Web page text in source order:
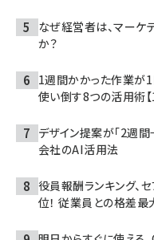
なぜ経営者は、マーケ
か？
1週間かかった作業
使い倒す8つの活用術【
デザイン提案が「2週
会社のAI活用法
役員報酬ランキング、
位！ 従業員との格差最